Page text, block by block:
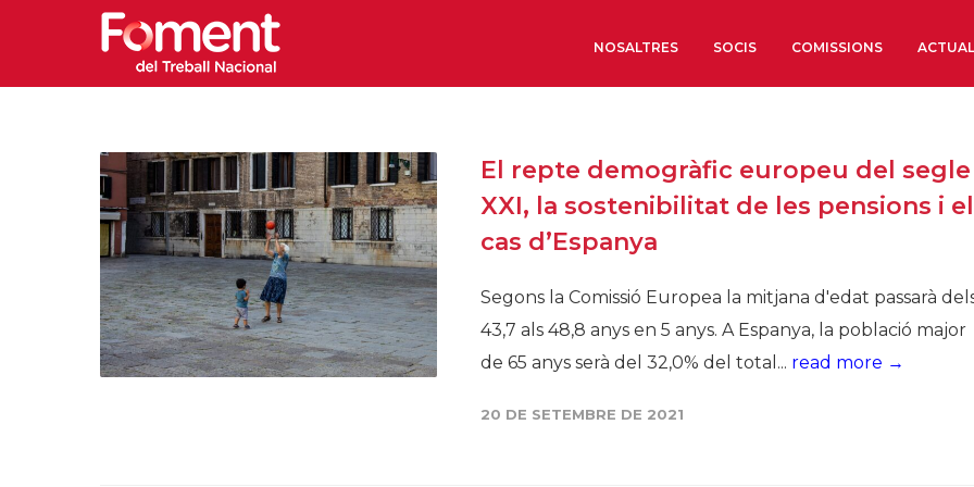
NOSALTRES
Òrgans de Govern
Òrgans Consultius
Econòmics i Socials
Organitzacions
SOCIS COMISSIONS
El repte demogràfic europeu del segle
XXI, la sostenibilitat de les pensions i el
cas d’Espanya
Segons la Comissió Europea la mitjana d'edat passarà
43,7 als 48,8 anys en 5 anys. A Espanya, la població major
de 65 anys serà del 32,0% del total... read more →
20 DE SETEMBRE DE 2021